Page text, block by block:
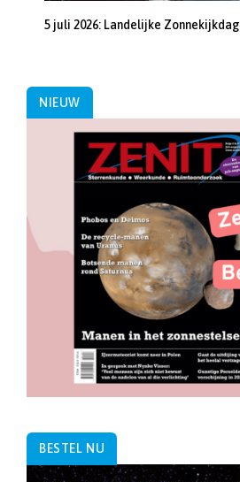
5 juli 2026: Landelijke Zonnekijkdag
NIEUW
BESTEL NU